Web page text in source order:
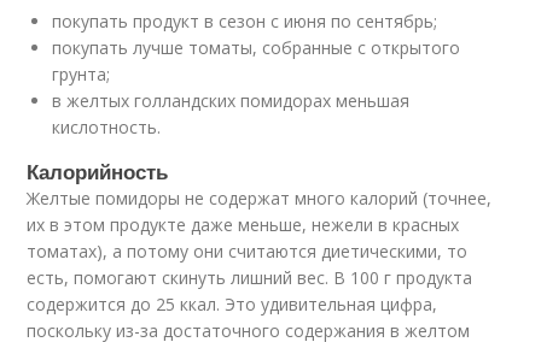
покупать продукт в сезон с июня по сентябрь;
покупать лучше томаты, собранные с открытого
грунта;
в желтых голландских помидорах меньшая
кислотность.
Калорийность
Желтые помидоры не содержат много калорий (точнее,
их в этом продукте даже меньше, нежели в красных
томатах), а потому они считаются диетическими, то
есть, помогают скинуть лишний вес. В 100 г продукта
содержится до 25 ккал. Это удивительная цифра,
поскольку из-за достаточного содержания в желтом